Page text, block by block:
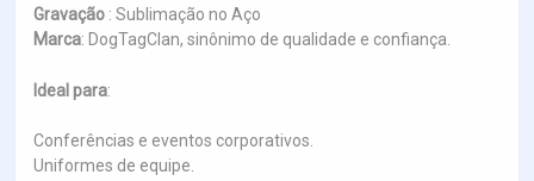
Gravação : Sublimação no Aço
Marca: DogTagClan, sinônimo de qualidade e confiança.
Ideal para:
Conferências e eventos corporativos.
Uniformes de equipe.